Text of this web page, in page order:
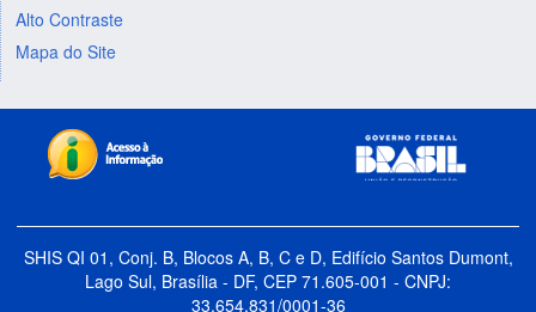
Alto Contraste
Mapa do Site
SHIS QI 01, Conj. B, Blocos A, B, C e D, Edifício Santos Dumont,
Lago Sul, Brasília - DF, CEP 71.605-001 - CNPJ:
33.654.831/0001-36